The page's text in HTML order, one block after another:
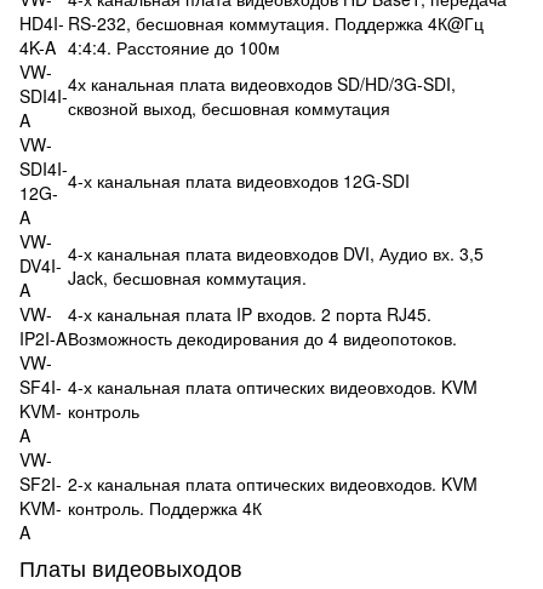
HD4I-
4K-A
RS-232, бесшовная коммутация. Поддержка 4К@Гц
4:4:4. Расстояние до 100м
VW-
SDI4I-
A
4х канальная плата видеовходов SD/HD/3G-SDI,
сквозной выход, бесшовная коммутация
VW-
SDI4I-
12G-
A
4-х канальная плата видеовходов 12G-SDI
VW-
DV4I-
A
4-х канальная плата видеовходов DVI, Аудио вх. 3,5
Jack, бесшовная коммутация.
VW-
IP2I-A
4-х канальная плата IP входов. 2 порта RJ45.
Возможность декодирования до 4 видеопотоков.
VW-
SF4I-
KVM-
A
4-х канальная плата оптических видеовходов. KVM
контроль
VW-
SF2I-
KVM-
A
2-х канальная плата оптических видеовходов. KVM
контроль. Поддержка 4К
Платы видеовыходов